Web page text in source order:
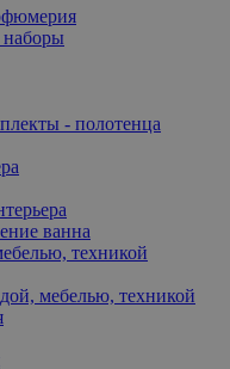
- полотенца
ванна
техникой
мебелью, техникой